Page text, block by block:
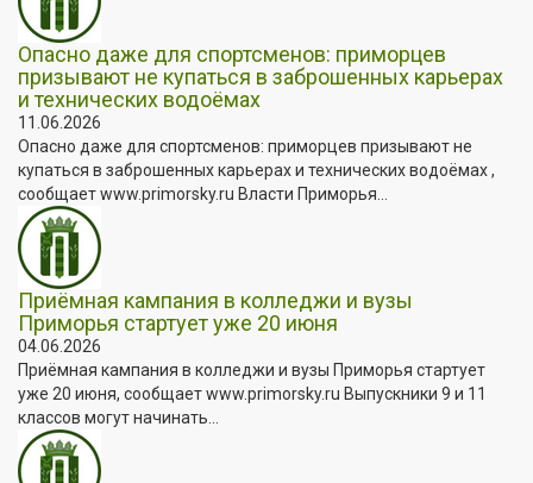
Опасно даже для спортсменов: приморцев
призывают не купаться в заброшенных карьерах
и технических водоёмах
11.06.2026
Опасно даже для спортсменов: приморцев призывают не
купаться в заброшенных карьерах и технических водоёмах ,
сообщает www.primorsky.ru Власти Приморья...
Приёмная кампания в колледжи и вузы
Приморья стартует уже 20 июня
04.06.2026
Приёмная кампания в колледжи и вузы Приморья стартует
уже 20 июня, сообщает www.primorsky.ru Выпускники 9 и 11
классов могут начинать...